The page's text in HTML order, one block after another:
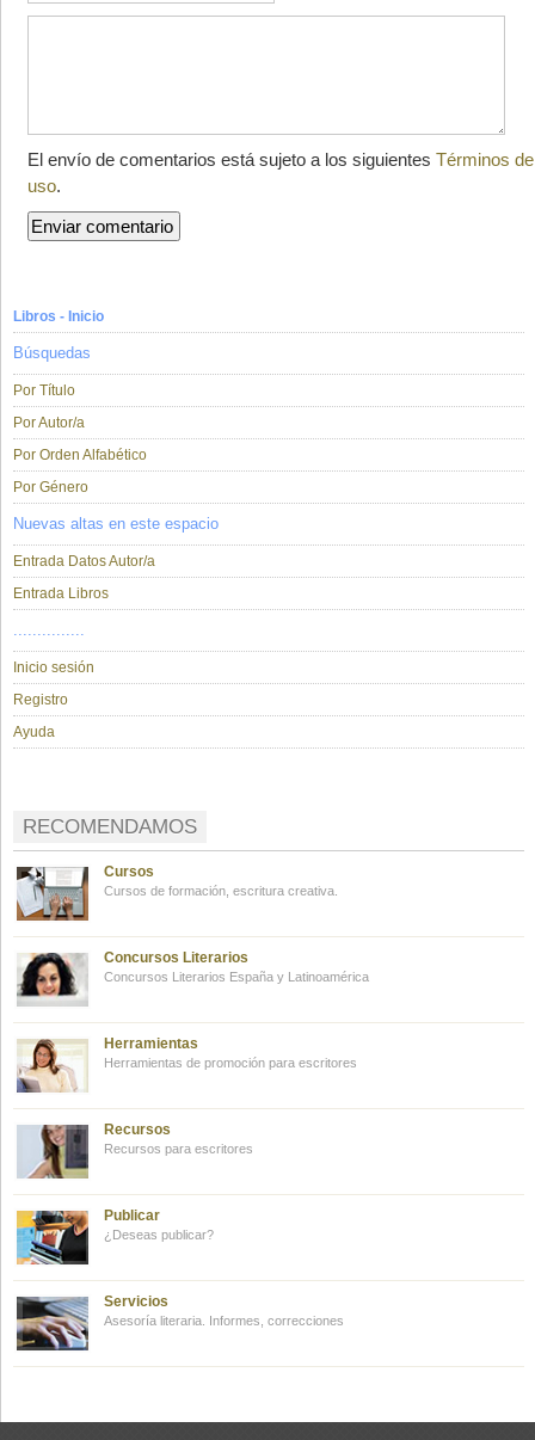
El envío de comentarios está sujeto a los siguientes Términos de
uso.
Libros - Inicio
Búsquedas
Por Título
Por Autor/a
Por Orden Alfabético
Por Género
Nuevas altas en este espacio
Entrada Datos Autor/a
Entrada Libros
...............
Inicio sesión
Registro
Ayuda
RECOMENDAMOS
Cursos
Cursos de formación, escritura creativa.
Concursos Literarios
Concursos Literarios España y Latinoamérica
Herramientas
Herramientas de promoción para escritores
Recursos
Recursos para escritores
Publicar
¿Deseas publicar?
Servicios
Asesoría literaria. Informes, correcciones